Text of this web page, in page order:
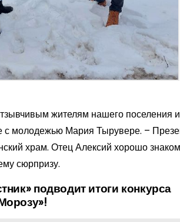
жителям нашего поселения
с молодежью Мария Тырувере. –
храм. Отец Алексий хорошо
сюрпризу.
подводит итоги конкурса